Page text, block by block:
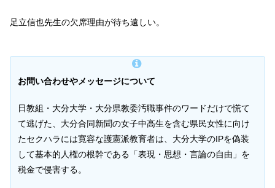
足立信也先生の欠席理由が待ち遠しい。
お問い合わせやメッセージについて
日教組・大分大学・大分県教委汚職事件のワードだけで慌て
て逃げた、大分合同新聞の女子中高生を含む県民女性に向け
たセクハラには寛容な護憲派教育者は、大分大学のIPを偽装
して基本的人権の根幹である「表現・思想・言論の自由」を
税金で侵害する。